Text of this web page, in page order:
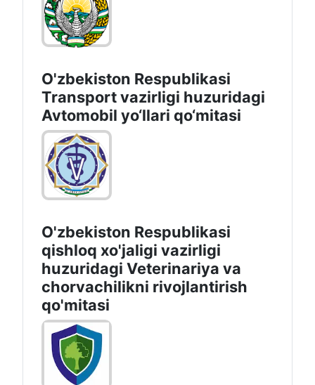
O'zbekiston Respublikasi
Transport vazirligi huzuridagi
Avtomobil yo‘llari qo‘mitasi
O'zbekiston Respublikasi
qishloq xo'jaligi vazirligi
huzuridagi Veterinariya va
chorvachilikni rivojlantirish
qo'mitasi